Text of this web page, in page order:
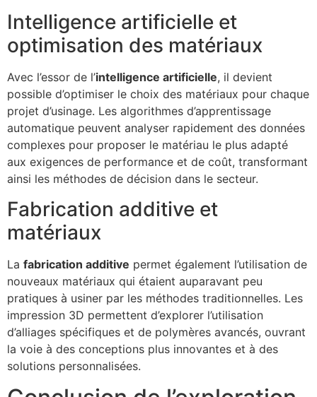
Intelligence artificielle et
optimisation des matériaux
Avec l’essor de l’intelligence artificielle, il devient
possible d’optimiser le choix des matériaux pour chaque
projet d’usinage. Les algorithmes d’apprentissage
automatique peuvent analyser rapidement des données
complexes pour proposer le matériau le plus adapté
aux exigences de performance et de coût, transformant
ainsi les méthodes de décision dans le secteur.
Fabrication additive et
matériaux
La fabrication additive permet également l’utilisation de
nouveaux matériaux qui étaient auparavant peu
pratiques à usiner par les méthodes traditionnelles. Les
impression 3D permettent d’explorer l’utilisation
d’alliages spécifiques et de polymères avancés, ouvrant
la voie à des conceptions plus innovantes et à des
solutions personnalisées.